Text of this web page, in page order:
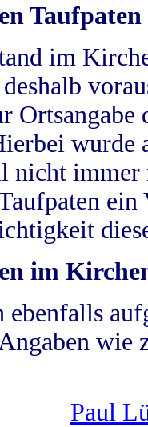
Taufpaten
im
wurde
nicht
im
wie
Paul